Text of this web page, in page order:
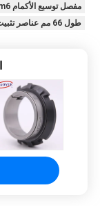
مفصل توسيع الأكمام m6
طول 66 مم عناصر تثبيت العمود